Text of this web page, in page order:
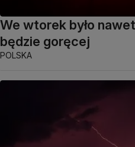
We wtorek było
będzie goręcej
POLSKA